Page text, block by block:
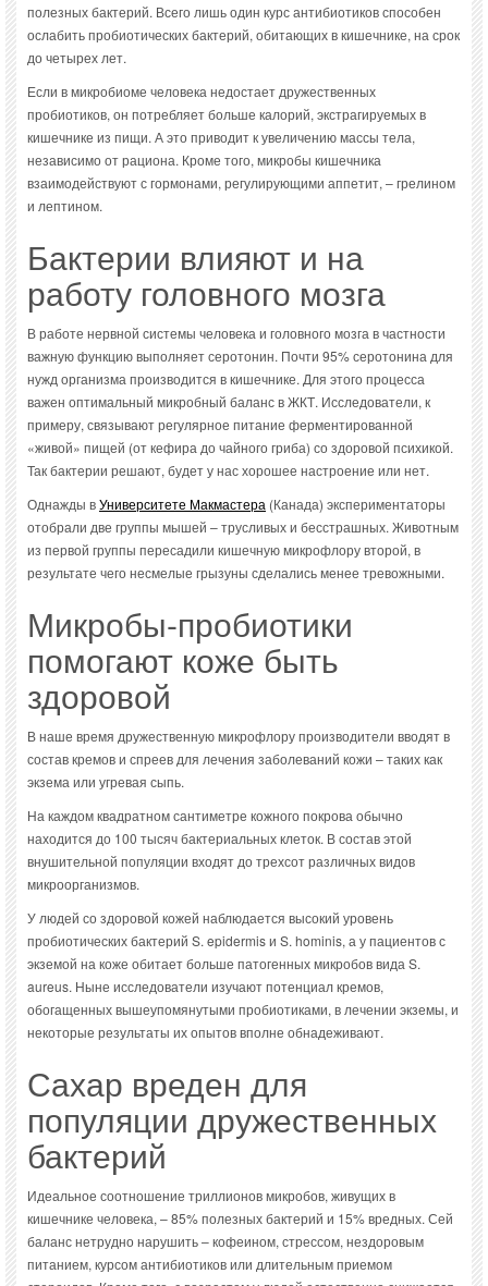
полезных бактерий. Всего лишь один курс антибиотиков способен
ослабить пробиотических бактерий, обитающих в кишечнике, на срок
до четырех лет.
Если в микробиоме человека недостает дружественных
пробиотиков, он потребляет больше калорий, экстрагируемых в
кишечнике из пищи. А это приводит к увеличению массы тела,
независимо от рациона. Кроме того, микробы кишечника
взаимодействуют с гормонами, регулирующими аппетит, – грелином
и лептином.
Бактерии влияют и на
работу головного мозга
В работе нервной системы человека и головного мозга в частности
важную функцию выполняет серотонин. Почти 95% серотонина для
нужд организма производится в кишечнике. Для этого процесса
важен оптимальный микробный баланс в ЖКТ. Исследователи, к
примеру, связывают регулярное питание ферментированной
«живой» пищей (от кефира до чайного гриба) со здоровой психикой.
Так бактерии решают, будет у нас хорошее настроение или нет.
Однажды вУниверситете Макмастера (Канада) экспериментаторы
отобрали две группы мышей – трусливых и бесстрашных. Животным
из первой группы пересадили кишечную микрофлору второй, в
результате чего несмелые грызуны сделались менее тревожными.
Микробы-пробиотики
помогают коже быть
здоровой
В наше время дружественную микрофлору производители вводят в
состав кремов и спреев для лечения заболеваний кожи – таких как
экзема или угревая сыпь.
На каждом квадратном сантиметре кожного покрова обычно
находится до 100 тысяч бактериальных клеток. В состав этой
внушительной популяции входят до трехсот различных видов
микроорганизмов.
У людей со здоровой кожей наблюдается высокий уровень
пробиотических бактерий S. epidermis и S. hominis, а у пациентов с
экземой на коже обитает больше патогенных микробов вида S.
aureus. Ныне исследователи изучают потенциал кремов,
обогащенных вышеупомянутыми пробиотиками, в лечении экземы, и
некоторые результаты их опытов вполне обнадеживают.
Сахар вреден для
популяции дружественных
бактерий
Идеальное соотношение триллионов микробов, живущих в
кишечнике человека, – 85% полезных бактерий и 15% вредных. Сей
баланс нетрудно нарушить – кофеином, стрессом, нездоровым
питанием, курсом антибиотиков или длительным приемом